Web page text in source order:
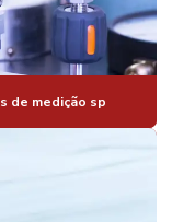
de medição sp